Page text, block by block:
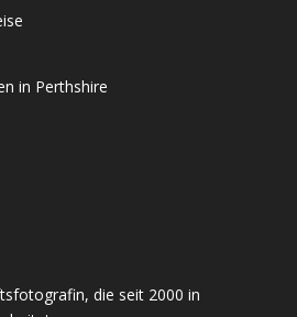
in Perthshire
die seit 2000 in